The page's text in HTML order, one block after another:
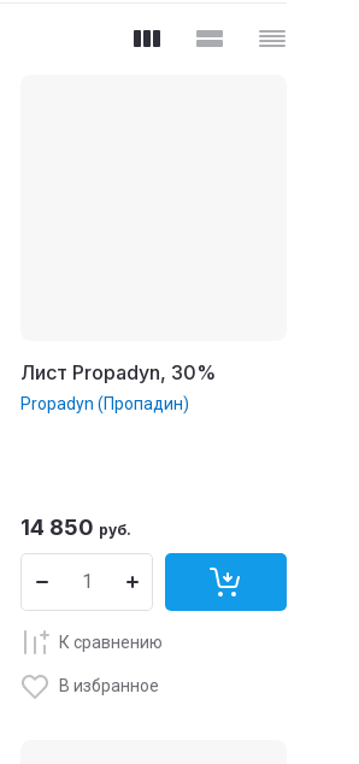
Лист Propadyn, 30%
Propadyn (Пропадин)
14 850 руб.
К сравнению
В избранное